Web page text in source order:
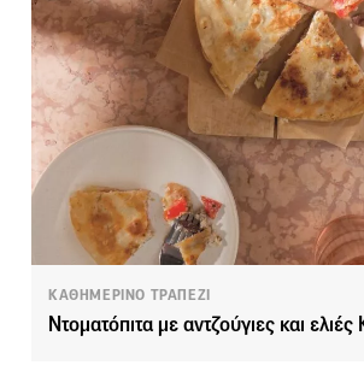
ΚΑΘΗΜΕΡΙΝΟ ΤΡΑΠΕΖΙ
Ντοματόπιτα με αντζούγιες και